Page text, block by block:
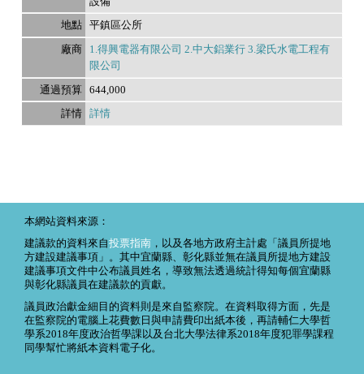
平鎮區公所
1.得興電器有限公司 2.中大鋁業行 3.梁氏水電工程有
限公司
644,000
詳情
本網站資料來源：
建議款的資料來自投票指南 ，以及各地方政府主計處「議員所提地
方建設建議事項」。其中宜蘭縣、彰化縣並無在議員所提地方建設
建議事項文件中公布議員姓名，導致無法透過統計得知每個宜蘭縣
與彰化縣議員在建議款的貢獻。
議員政治獻金細目的資料則是來自監察院。在資料取得方面，先是
在監察院的電腦上花費數日與申請費印出紙本後，再請輔仁大學哲
學系2018年度政治哲學課以及台北大學法律系2018年度犯罪學課程
同學幫忙將紙本資料電子化。